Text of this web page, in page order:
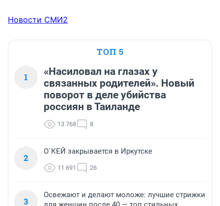
Новости СМИ2
ТОП 5
1
«Насиловал на глазах у
связанных родителей». Новый
поворот в деле убийства
россиян в Таиланде
13 768 8
2
О`КЕЙ закрывается в Иркутске
11 691 26
3
Освежают и делают моложе: лучшие стрижки